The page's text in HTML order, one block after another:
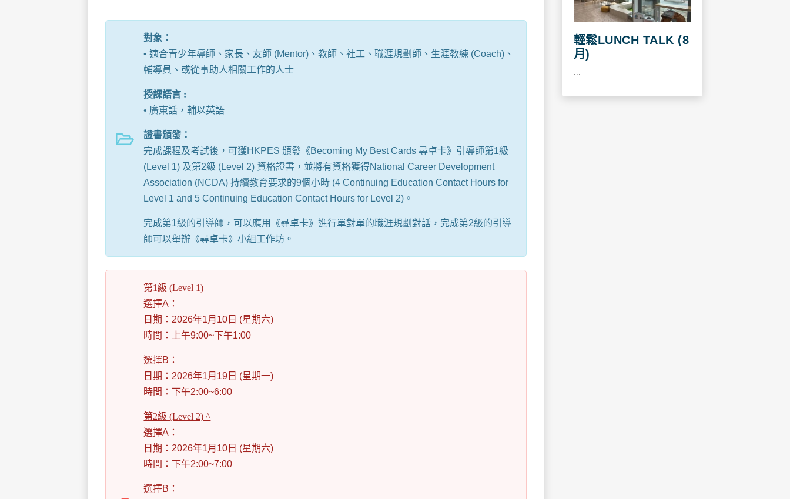
對象：
• 適合青少年導師、家長、友師 (Mentor)、教師、社工、職涯規劃師、生涯教練 (Coach)、
輔導員、或從事助人相關工作的人士
授課語言 :
• 廣東話，輔以英語
證書頒發：
完成課程及考試後，可獲HKPES 頒發《Becoming My Best Cards 尋卓卡》引導師第1級
(Level 1) 及第2級 (Level 2) 資格證書，並將有資格獲得National Career Development
Association (NCDA) 持續教育要求的9個小時 (4 Continuing Education Contact Hours for
Level 1 and 5 Continuing Education Contact Hours for Level 2)。
完成第1級的引導師，可以應用《尋卓卡》進行單對單的職涯規劃對話，完成第2級的引導
師可以舉辦《尋卓卡》小組工作坊。
第1級 (Level 1)
選擇A：
日期：2026年1月10日 (星期六)
時間：上午9:00~下午1:00
選擇B：
日期：2026年1月19日 (星期一)
時間：下午2:00~6:00
第2級 (Level 2) ^
選擇A：
日期：2026年1月10日 (星期六)
時間：下午2:00~7:00
選擇B：
輕鬆LUNCH TALK (8
月)